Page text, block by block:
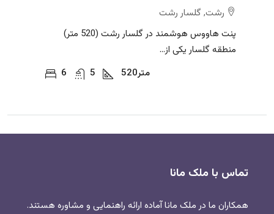
رشت, گلسار رشت
پنت هاووس هوشمند در گلسار رشت (520 متر)
منطقه گلسار یکی از...
6
5 520متر
تماس با ملک مانا
همکاران ما در ملک مانا آماده ارائه راهنمایی و مشاوره هستند.